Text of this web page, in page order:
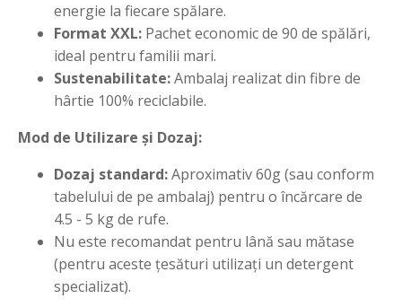
energie la fiecare spălare.
Format XXL: Pachet economic de 90 de spălări,
ideal pentru familii mari.
Sustenabilitate:Ambalaj realizat din fibre de
hârtie 100% reciclabile.
Mod de Utilizare și Dozaj:
Dozaj standard:Aproximativ 60g (sau conform
tabelului de pe ambalaj) pentru o încărcare de
4.5 - 5 kg de rufe.
Nu este recomandat pentru lână sau mătase
(pentru aceste țesături utilizați un detergent
specializat).